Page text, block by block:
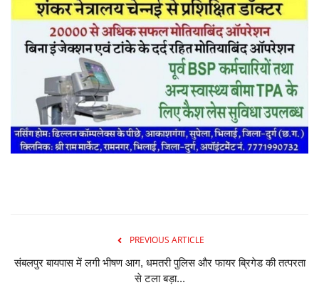
PREVIOUS ARTICLE
संबलपुर बायपास में लगी भीषण आग, धमतरी पुलिस और फायर ब्रिगेड की तत्परता
से टला बड़ा...